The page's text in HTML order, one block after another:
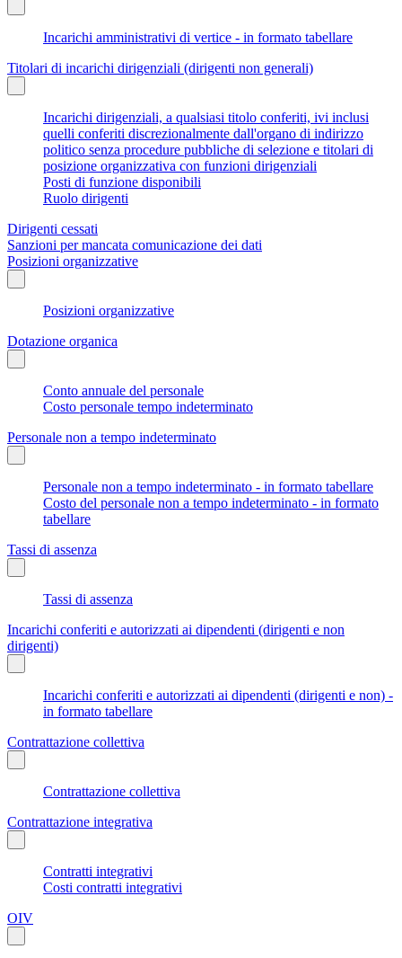
Incarichi amministrativi di vertice - in formato tabellare
Titolari di incarichi dirigenziali (dirigenti non generali)
Incarichi dirigenziali, a qualsiasi titolo conferiti, ivi inclusi
quelli conferiti discrezionalmente dall'organo di indirizzo
politico senza procedure pubbliche di selezione e titolari di
posizione organizzativa con funzioni dirigenziali
Posti di funzione disponibili
Ruolo dirigenti
Dirigenti cessati
Sanzioni per mancata comunicazione dei dati
Posizioni organizzative
Posizioni organizzative
Dotazione organica
Conto annuale del personale
Costo personale tempo indeterminato
Personale non a tempo indeterminato
Personale non a tempo indeterminato - in formato tabellare
Costo del personale non a tempo indeterminato - in formato
tabellare
Tassi di assenza
Tassi di assenza
Incarichi conferiti e autorizzati ai dipendenti (dirigenti e non
dirigenti)
Incarichi conferiti e autorizzati ai dipendenti (dirigenti e non) -
in formato tabellare
Contrattazione collettiva
Contrattazione collettiva
Contrattazione integrativa
Contratti integrativi
Costi contratti integrativi
OIV